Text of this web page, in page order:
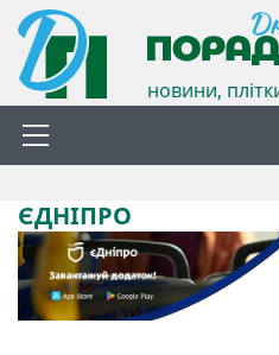
новини,
ЄДНІПРО